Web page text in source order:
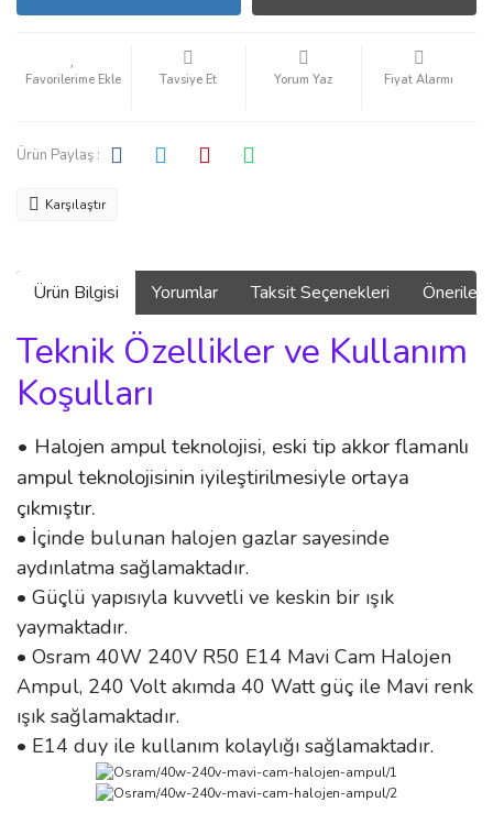
Tavsiye Et Yorum Yaz Fiyat Alarmı
Ürün Paylaş :
Karşılaştır
Ürün Bilgisi Yorumlar Taksit Seçenekleri
Teknik Özellikler ve Kullanım
Koşulları
• Halojen ampul teknolojisi, eski tip akkor flamanlı
ampul teknolojisinin iyileştirilmesiyle ortaya
çıkmıştır.
• İçinde bulunan halojen gazlar sayesinde
aydınlatma sağlamaktadır.
• Güçlü yapısıyla kuvvetli ve keskin bir ışık
yaymaktadır.
• Osram 40W 240V R50 E14 Mavi Cam Halojen
Ampul, 240 Volt akımda 40 Watt güç ile Mavi renk
ışık sağlamaktadır.
• E14 duy ile kullanım kolaylığı sağlamaktadır.